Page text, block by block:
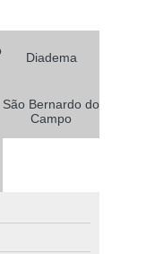
Diadema
São Bernardo do
Campo